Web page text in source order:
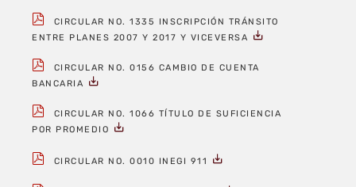
CIRCULAR NO. 1335 INSCRIPCIÓN TRÁNSITO
ENTRE PLANES 2007 Y 2017 Y VICEVERSA
CIRCULAR NO. 0156 CAMBIO DE CUENTA
BANCARIA
CIRCULAR NO. 1066 TÍTULO DE SUFICIENCIA
POR PROMEDIO
CIRCULAR NO. 0010 INEGI 911